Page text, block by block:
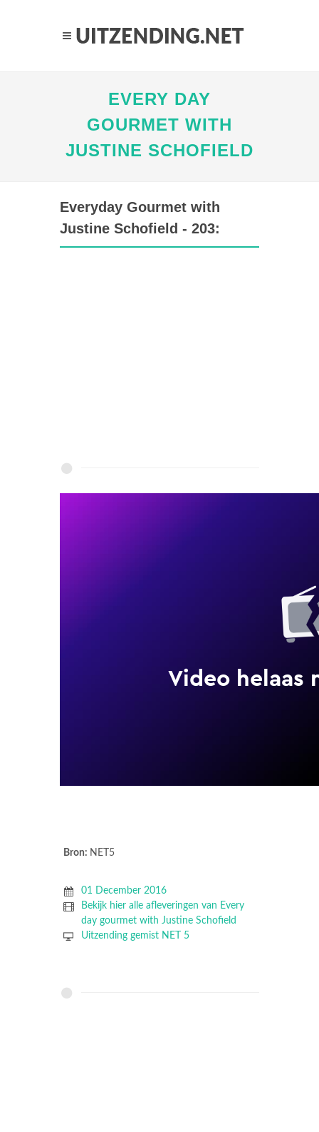
EVERY DAY
GOURMET WITH
JUSTINE SCHOFIELD
Everyday Gourmet with
Justine Schofield - 203:
Bron: NET5
01 December 2016
Bekijk hier alle afleveringen van Every
day gourmet with Justine Schofield
Uitzending gemist NET 5